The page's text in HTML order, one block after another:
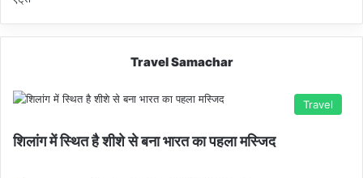
Travel Samachar
Travel
शिलांग में स्थित है शीशे से बना भारत का पहला मस्जिद